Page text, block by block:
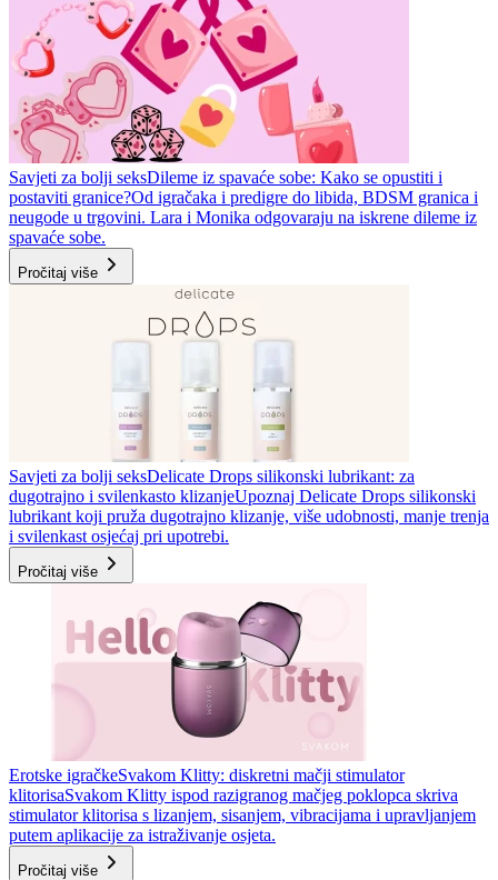
Savjeti za bolji seksDileme iz spavaće sobe: Kako se opustiti i
postaviti granice?Od igračaka i predigre do libida, BDSM granica i
neugode u trgovini. Lara i Monika odgovaraju na iskrene dileme iz
spavaće sobe.
Pročitaj više
Savjeti za bolji seksDelicate Drops silikonski lubrikant: za
dugotrajno i svilenkasto klizanjeUpoznaj Delicate Drops silikonski
lubrikant koji pruža dugotrajno klizanje, više udobnosti, manje trenja
i svilenkast osjećaj pri upotrebi.
Pročitaj više
Erotske igračkeSvakom Klitty: diskretni mačji stimulator
klitorisaSvakom Klitty ispod razigranog mačjeg poklopca skriva
stimulator klitorisa s lizanjem, sisanjem, vibracijama i upravljanjem
putem aplikacije za istraživanje osjeta.
Pročitaj više